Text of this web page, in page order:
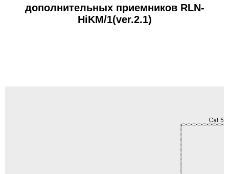
дополнительных приемников RLN-
HiKM/1(ver.2.1)